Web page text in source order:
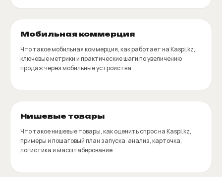
Мобильная коммерция
Что такое мобильная коммерция, как работает на Kaspi.kz,
ключевые метрики и практические шаги по увеличению
продаж через мобильные устройства.
Нишевые товары
Что такое нишевые товары, как оценить спрос на Kaspi.kz,
примеры и пошаговый план запуска: анализ, карточка,
логистика и масштабирование.